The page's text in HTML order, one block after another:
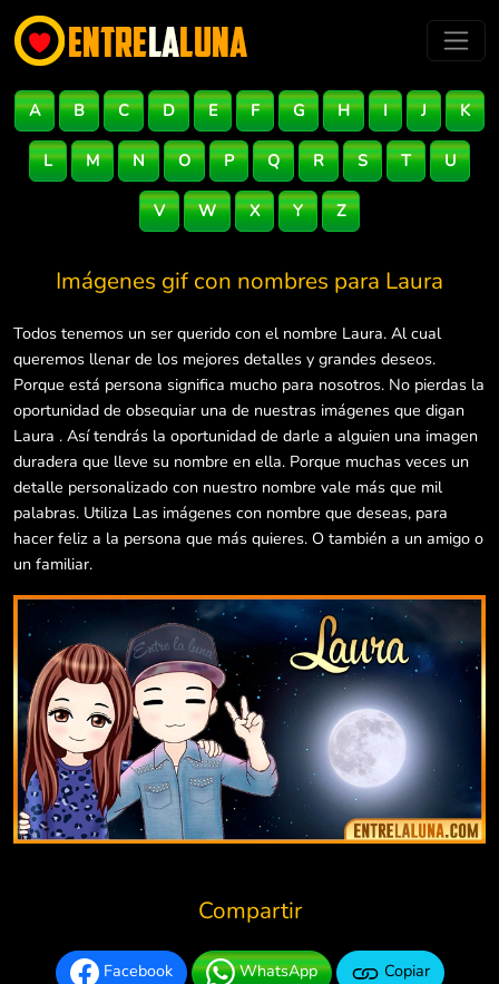
A B C D E F G H I J K
L M N O P Q R S T U
V W X Y Z
Imágenes gif con nombres para Laura
Todos tenemos un ser querido con el nombre Laura. Al cual
queremos llenar de los mejores detalles y grandes deseos.
Porque está persona significa mucho para nosotros. No pierdas la
oportunidad de obsequiar una de nuestras imágenes que digan
Laura . Así tendrás la oportunidad de darle a alguien una imagen
duradera que lleve su nombre en ella. Porque muchas veces un
detalle personalizado con nuestro nombre vale más que mil
palabras. Utiliza Las imágenes con nombre que deseas, para
hacer feliz a la persona que más quieres. O también a un amigo o
un familiar.
Compartir
Facebook WhatsApp Copiar